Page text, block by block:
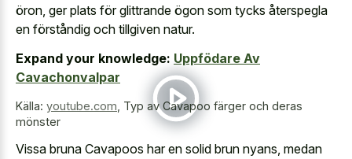
öron, ger plats för glittrande ögon som tycks återspegla
en förståndig och tillgiven natur.
Expand your knowledge: Uppfödare Av
Cavachonvalpar
Källa: youtube.com Typ av Cavapoo färger och deras
mönster
Vissa bruna Cavapoos har en solid brun nyans, medan